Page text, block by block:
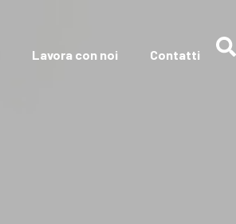
Lavora con noi Contatti